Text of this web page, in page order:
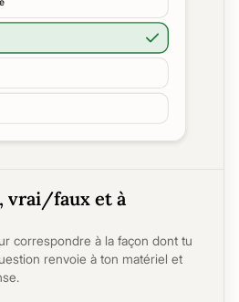
vrai/faux et à
correspondre à la façon dont tu
renvoie à ton matériel et